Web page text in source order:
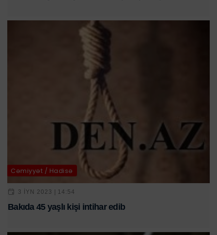
Cəmiyyət / Hadisə
3 IYN 2023 | 14:54
Bakıda 45 yaşlı kişi intihar edib